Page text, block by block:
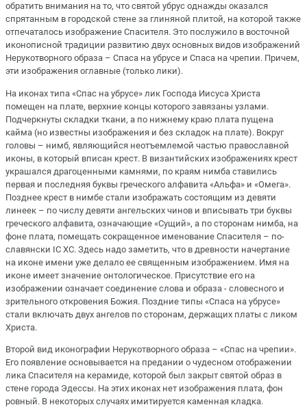
обратить внимания на то, что святой убрус однажды оказался
спрятанным в городской стене за глиняной плитой, на которой также
отпечаталось изображение Спасителя. Это послужило в восточной
иконописной традиции развитию двух основных видов изображений
Нерукотворного образа – Спаса на убрусе и Спаса на чрепии. Причем,
эти изображения оглавные (только лики).
На иконах типа «Спас на убрусе» лик Господа Иисуса Христа
помещен на плате, верхние концы которого завязаны узлами.
Подчеркнуты складки ткани, а по нижнему краю плата пущена
кайма (но известны изображения и без складок на плате). Вокруг
головы – нимб, являющийся неотъемлемой частью православной
иконы, в который вписан крест. В византийских изображениях крест
украшался драгоценными камнями, по краям нимба ставились
первая и последняя буквы греческого алфавита «Альфа» и «Омега».
Позднее крест в нимбе стали изображать состоящим из девяти
линеек – по числу девяти ангельских чинов и вписывать три буквы
греческого алфавита, означающие «Сущий», а по сторонам нимба, на
фоне плата, помещать сокращенное именование Спасителя – по-
славянски IС ХС. Здесь надо заметить, что в древности начертание
на иконе имени уже делало ее священным изображением. Имя на
иконе имеет значение онтологическое. Присутствие его на
изображении означает соединение слова и образа - словесного и
зрительного откровения Божия. Поздние типы «Спаса на убрусе»
стали включать двух ангелов по сторонам, держащих платы с ликом
Христа.
Второй вид иконографии Нерукотворного образа – «Спас на чрепии».
Его появление основывается на предании о чудесном отображении
лика Спасителя на керамиде, которой был закрыт святой образ в
стене города Эдессы. На этих иконах нет изображения плата, фон
ровный. В некоторых случаях имитируется каменная кладка.